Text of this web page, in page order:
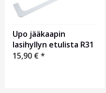
Upo jääkaapin
lasihyllyn etulista R31
15,90 €*